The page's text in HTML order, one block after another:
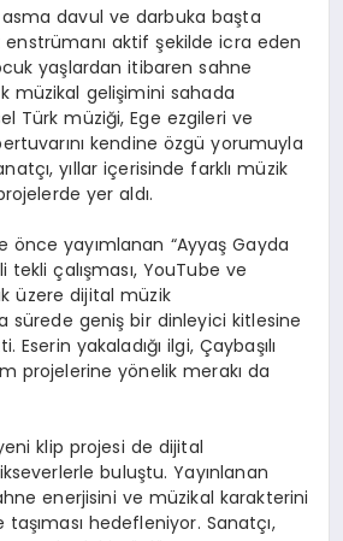
davul ve darbuka başta
aktif şekilde icra eden
yaşlardan itibaren sahne
müzikal gelişimini sahada
Türk müziği, Ege ezgileri ve
kendine özgü yorumuyla
yıllar içerisinde farklı müzik
yer aldı.
önce yayımlanan “Ayyaş Gayda
tekli çalışması, YouTube ve
üzere dijital müzik
sürede geniş bir dinleyici kitlesine
Eserin yakaladığı ilgi, Çaybaşılı
projelerine yönelik merakı da
klip projesi de dijital
buluştu. Yayınlanan
enerjisini ve müzikal karakterini
hedefleniyor. Sanatçı,